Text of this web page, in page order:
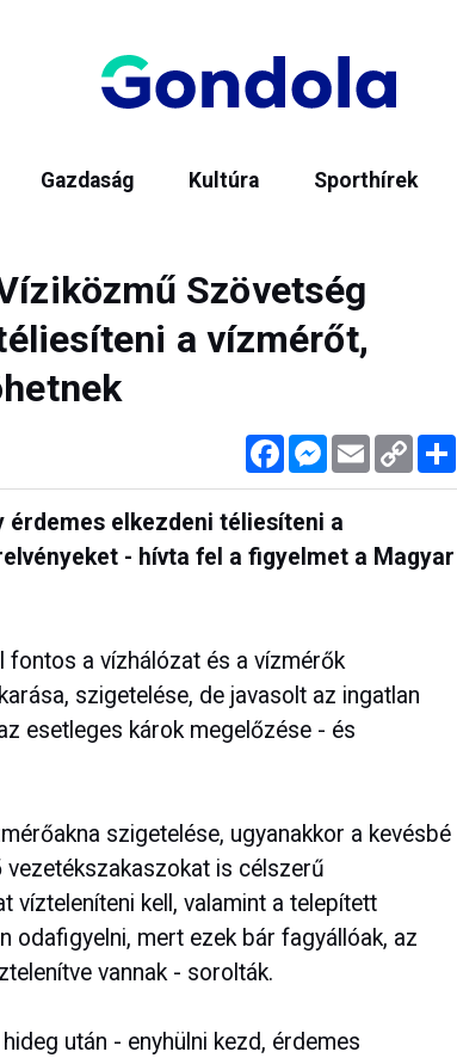
Gazdaság Kultúra Sporthírek
Szövetség
a vízmérőt,
FacebookMessenger
Email Copy
Link
érdemes elkezdeni téliesíteni a
- hívta fel a figyelmet a Magyar
fontos a vízhálózat és a vízmérők
szigetelése, de javasolt az ingatlan
esetleges károk megelőzése - és
szigetelése, ugyanakkor a kevésbé
is célszerű
vízteleníteni kell, valamint a telepített
odafigyelni, mert ezek bár fagyállóak, az
vannak - sorolták.
után - enyhülni kezd, érdemes